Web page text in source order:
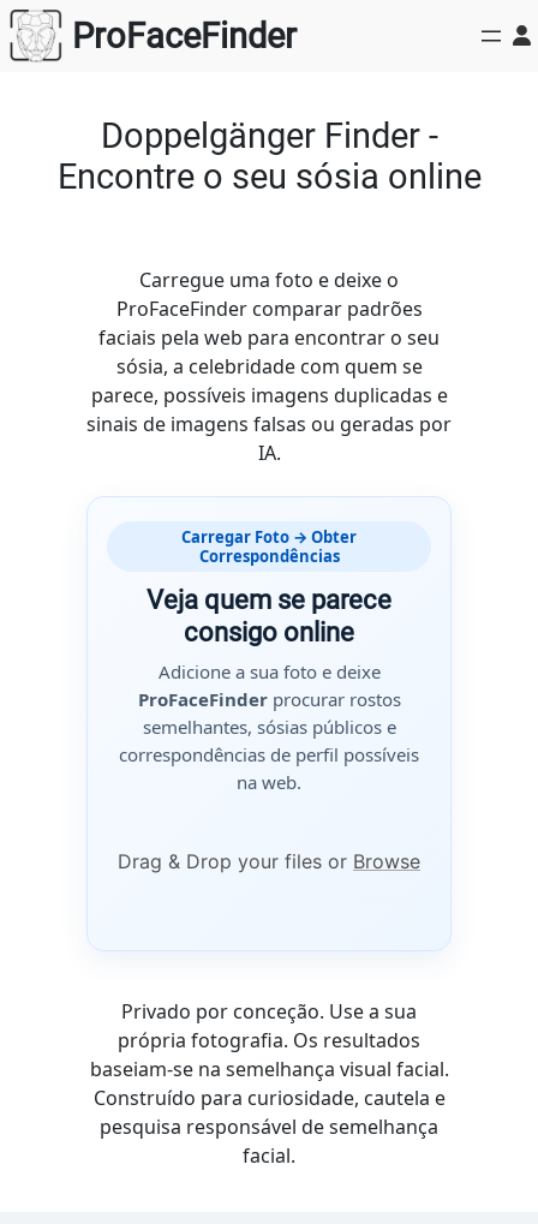
Saltar
para
ProFaceFinder
Doppelgänger Finder -
Encontre o seu sósia online
Carregue uma foto e deixe o
ProFaceFinder comparar padrões
faciais pela web para encontrar o seu
sósia, a celebridade com quem se
parece, possíveis imagens duplicadas e
sinais de imagens falsas ou geradas por
IA.
Carregar Foto → Obter
Correspondências
Veja quem se parece
consigo online
Adicione a sua foto e deixe
ProFaceFinderprocurar rostos
semelhantes, sósias públicos e
correspondências de perfil possíveis
na web.
Drag & Drop your files or Browse
Privado por conceção. Use a sua
própria fotografia. Os resultados
baseiam-se na semelhança visual facial.
Construído para curiosidade, cautela e
pesquisa responsável de semelhança
facial.